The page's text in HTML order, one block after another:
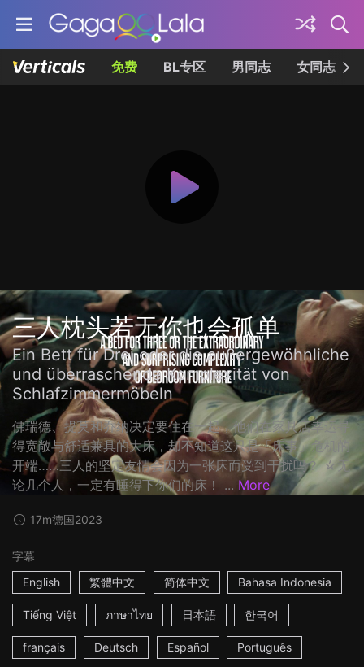
免费 BL专区 男同志 女同志
三人枕头若无你也会孤单
Ein Bett für Drei oder die außergewöhnliche
und überraschende Komplexität von
Schlafzimmermöbeln
佛瑞德、提莫和乔纳决定要住在一起，他们在家具店幸运寻
得宽敞与舒适兼具的大床，却不知道这只是「床事」危机的
开端……三人的坚定友情会因为一张床而受到干扰吗？ ☆无
论几个人，一定有睡得下你们的床！ ... More
17m德国2023
字幕
English
繁體中文 简体中文 Bahasa Indonesia
Tiếng Việt ภาษาไทย 日本語 한국어
français Deutsch Español Português